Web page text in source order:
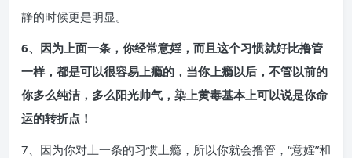
静的时候更是明显。
6、因为上面一条，你经常意婬，而且这个习惯就好比撸管
一样，都是可以很容易上瘾的，当你上瘾以后，不管以前的
你多么纯洁，多么阳光帅气，染上黄毒基本上可以说是你命
运的转折点！
7、因为你对上一条的习惯上瘾，所以你就会撸管，“意婬”和